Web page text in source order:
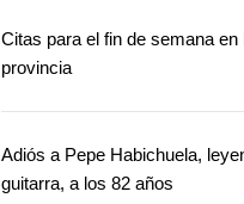
Citas para el fin de semana en
provincia
Adiós a Pepe Habichuela,
guitarra, a los 82 años